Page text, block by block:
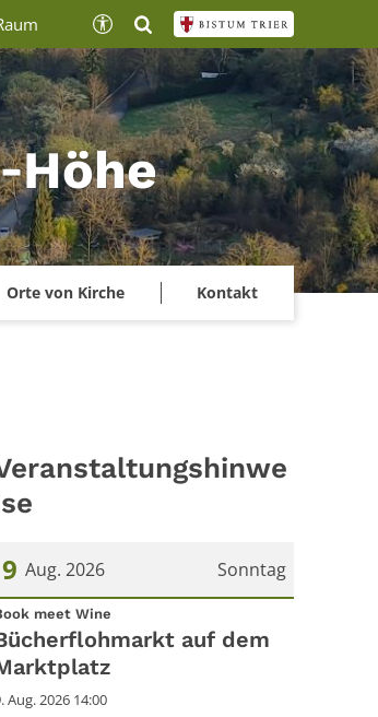
Orte von Kirche Kontakt
Sonntag
9 Aug. 2026
9. August 2026
meet Wine
auf dem
Aug. 2026 14:00